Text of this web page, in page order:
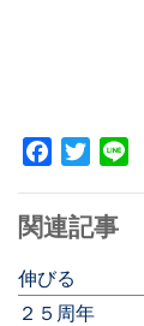
Facebook
Twitter
関連記事
伸びる
２５周年